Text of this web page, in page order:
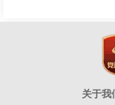
关于我